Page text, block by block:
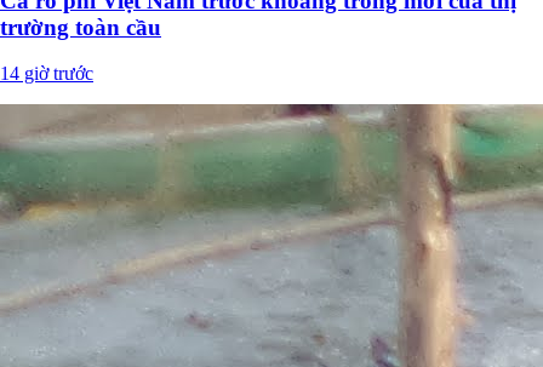
trường toàn cầu
14 giờ trước